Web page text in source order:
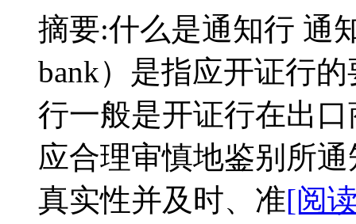
摘要:什么是通知行 通
bank）是指应开证行
行一般是开证行在出
应合理审慎地鉴别所
真实性并及时、准[阅